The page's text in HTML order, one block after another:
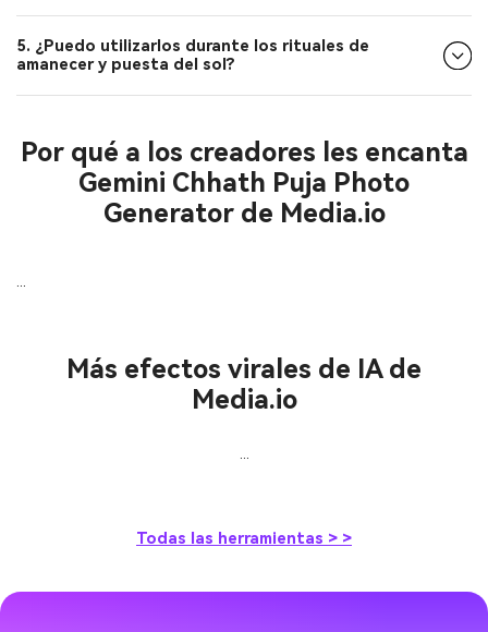
5. ¿Puedo utilizarlos durante los rituales de
amanecer y puesta del sol?
Por qué a los creadores les encanta
Gemini Chhath Puja Photo
Generator de Media.io
Más efectos virales de IA de
Media.io
...
Todas las herramientas > >